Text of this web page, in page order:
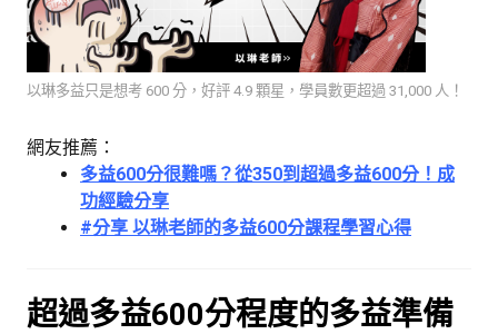
以琳多益只是想考 600 分，好評 4.9 顆星， 學員數更超過 31,000 人！
網友推薦：
多益600分很難嗎？從350到超過多益600分！成
功經驗分享
#分享 以琳老師的多益600分課程學習心得
超過多益600分程度的多益準備